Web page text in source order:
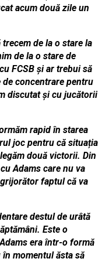
acum două zile un
de la o stare la
de la o stare de
FCSB și ar trebui să
concentrare pentru
discutat și cu jucătorii
rapid în starea
joc pentru că situația
două victorii. Din
Adams care nu va
faptul că va
destul de urâtă
Este o
era într-o formă
momentul ăsta să